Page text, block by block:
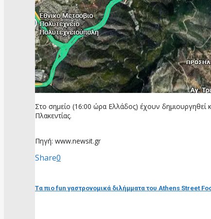
Στο σημείο (16:00 ώρα Ελλάδος) έχουν δημιουργηθεί
Πλακεντίας.
Πηγή: www.newsit.gr
Share0
Tα πιο fun γαστρονομικά διλήμματα του Athens Street